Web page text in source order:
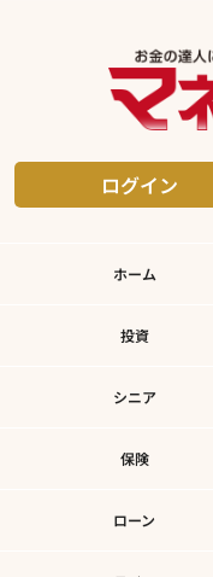
ログイン
ホーム
投資
シニア
保険
ローン